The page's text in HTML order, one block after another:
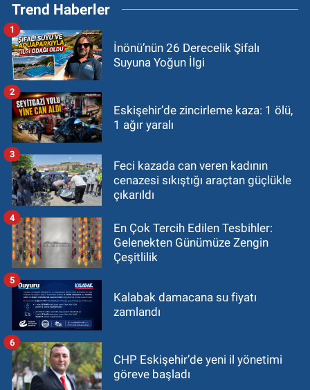
Trend Haberler
İnönü’nün 26 Derecelik Şifalı
Suyuna Yoğun İlgi
1
Eskişehir’de zincirleme kaza: 1 ölü,
1 ağır yaralı
2
Feci kazada can veren kadının
cenazesi sıkıştığı araçtan güçlükle
çıkarıldı
3
En Çok Tercih Edilen Tesbihler:
Gelenekten Günümüze Zengin
Çeşitlilik
4
Kalabak damacana su fiyatı
zamlandı
5
CHP Eskişehir’de yeni il yönetimi
göreve başladı
6